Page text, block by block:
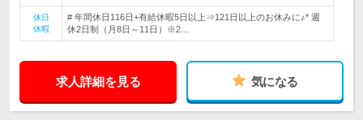
休日
休暇
# 年間休日116日+有給休暇5日以上⇒121日以上のお休みに♪* 週
休2日制（月8日～11日）※2…
求人詳細を見る 気になる